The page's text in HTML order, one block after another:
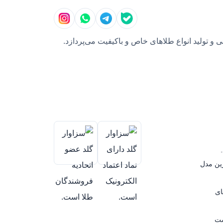
تولید انواع طلاهای خاص و باکیفیت می‌پردازد.
مدل